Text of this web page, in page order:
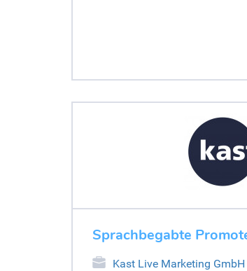
Sprachbegabte
Kast Live Marketing GmbH